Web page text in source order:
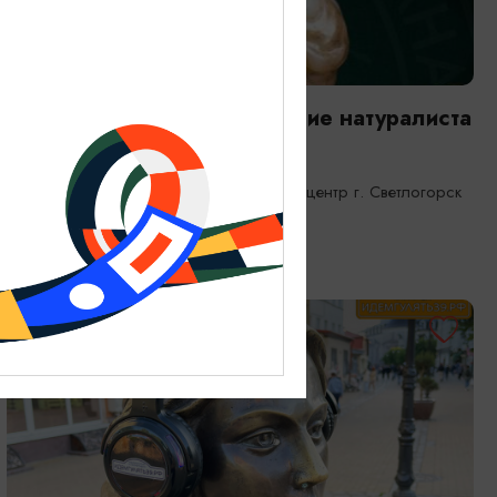
Янтарная каюта. Путешествие натуралиста
25.12.2025 - 31.12.2026
Светлогорск, Морской выставочный центр г. Светлогорск
ОТ 1200₽